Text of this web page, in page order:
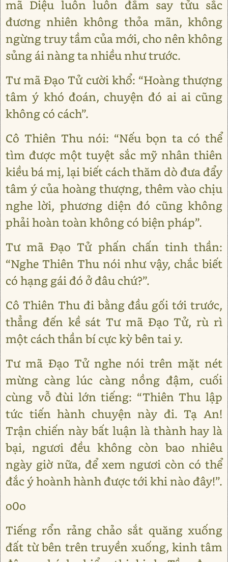
mã Diệu luôn luôn đắm say tửu sắc
đương nhiên không thỏa mãn, không
ngừng truy tầm của mới, cho nên không
sủng ái nàng ta nhiều như trước.
Tư mã Đạo Tử cười khổ: “Hoàng thượng
tâm ý khó đoán, chuyện đó ai ai cũng
không có cách”.
Cô Thiên Thu nói: “Nếu bọn ta có thể
tìm được một tuyệt sắc mỹ nhân thiên
kiều bá mị, lại biết cách thăm dò đưa đẩy
tâm ý của hoàng thượng, thêm vào chịu
nghe lời, phương diện đó cũng không
phải hoàn toàn không có biện pháp”.
Tư mã Đạo Tử phấn chấn tinh thần:
“Nghe Thiên Thu nói như vậy, chắc biết
có hạng gái đó ở đâu chứ?”.
Cô Thiên Thu đi bằng đầu gối tới trước,
thẳng đến kề sát Tư mã Đạo Tử, rù rì
một cách thần bí cực kỳ bên tai y.
Tư mã Đạo Tử nghe nói trên mặt nét
mừng càng lúc càng nồng đậm, cuối
cùng vỗ đùi lớn tiếng: “Thiên Thu lập
tức tiến hành chuyện này đi. Tạ An!
Trận chiến này bất luận là thành hay là
bại, ngươi đều không còn bao nhiêu
ngày giờ nữa, để xem ngươi còn có thể
đắc ý hoành hành được tới khi nào đây!”.
o0o
Tiếng rổn rảng chảo sắt quăng xuống
đất từ bên trên truyền xuống, kinh tâm